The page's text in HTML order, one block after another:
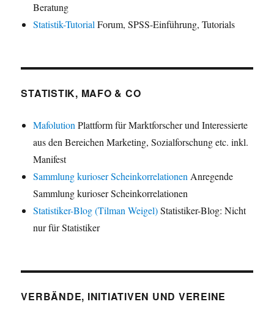
Beratung
Statistik-Tutorial Forum, SPSS-Einführung, Tutorials
STATISTIK, MAFO & CO
Mafolution Plattform für Marktforscher und Interessierte
aus den Bereichen Marketing, Sozialforschung etc. inkl.
Manifest
Sammlung kurioser Scheinkorrelationen Anregende
Sammlung kurioser Scheinkorrelationen
Statistiker-Blog (Tilman Weigel)Statistiker-Blog: Nicht
nur für Statistiker
VERBÄNDE, INITIATIVEN UND VEREINE